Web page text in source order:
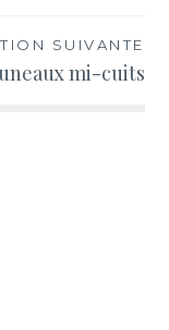
SUIVANTE
mi-cuits